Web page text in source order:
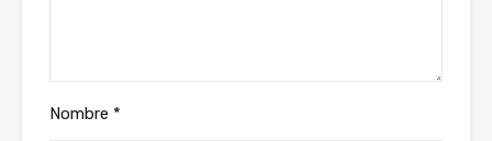
Nombre *